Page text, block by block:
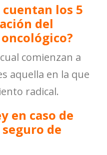
cuentan los 5
del
comienzan a
aquella en la que
radical.
en caso de
de